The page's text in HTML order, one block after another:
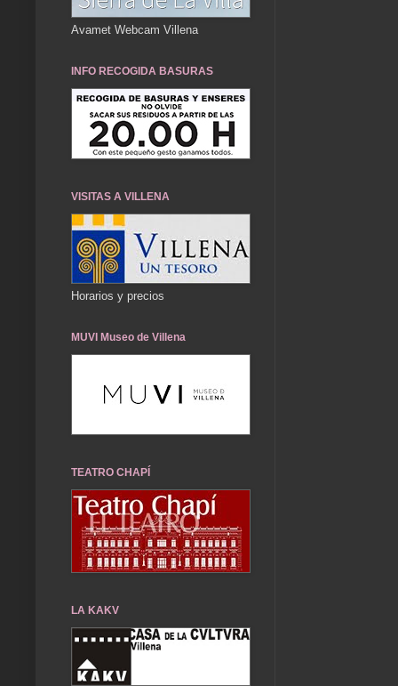
Avamet Webcam Villena
INFO RECOGIDA BASURAS
VISITAS A VILLENA
Horarios y precios
MUVI Museo de Villena
TEATRO CHAPÍ
LA KAKV